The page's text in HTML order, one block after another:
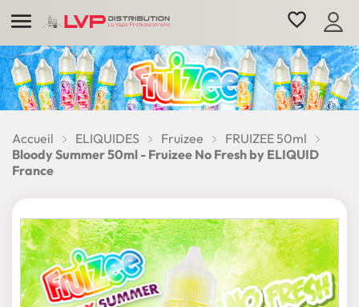
 favorite_border
Accueil ELIQUIDES Fruizee
FRUIZEE 50ml
Bloody Summer 50ml - Fruizee No Fresh by ELIQUID
France